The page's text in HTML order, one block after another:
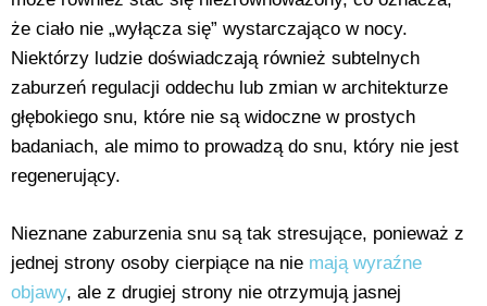
że ciało nie „wyłącza się” wystarczająco w nocy.
Niektórzy ludzie doświadczają również subtelnych
zaburzeń regulacji oddechu lub zmian w architekturze
głębokiego snu, które nie są widoczne w prostych
badaniach, ale mimo to prowadzą do snu, który nie jest
regenerujący.
Nieznane zaburzenia snu są tak stresujące, ponieważ z
jednej strony osoby cierpiące na nie mają wyraźne
objawy, ale z drugiej strony nie otrzymują jasnej